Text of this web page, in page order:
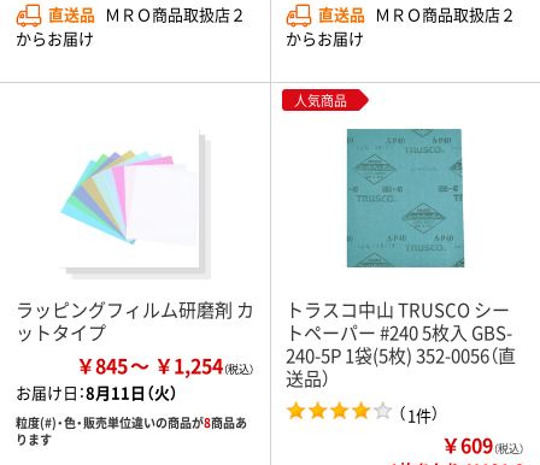
直送品 ＭＲＯ商品取扱店２
からお届け
直送品 ＭＲＯ商品取扱店２
からお届け
ラッピングフィルム研磨剤 カ
ットタイプ
￥845 ￥1,254
お届け日：8月11日（火）
粒度(#)・色・販売単位違いの商品が8商品あ
ります
人気商品
トラスコ中山 TRUSCO シー
トペーパー #240 5枚入 GBS-
240-5P 1袋(5枚) 352-0056（直
送品）
（1件）
￥609（税込）